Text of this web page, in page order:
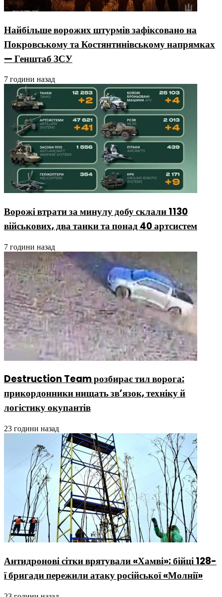
Найбільше ворожих штурмів зафіксовано на
Покровському та Костянтинівському напрямках
— Генштаб ЗСУ
7 години назад
Ворожі втрати за минулу добу склали 1130
військових, два танки та понад 40 артсистем
7 години назад
Destruction Team розбирає тил ворога:
прикордонники нищать зв’язок, техніку й
логістику окупантів
23 години назад
Антидронові сітки врятували «Хамві»: бійці 128-
ї бригади пережили атаку російської «Молнії»